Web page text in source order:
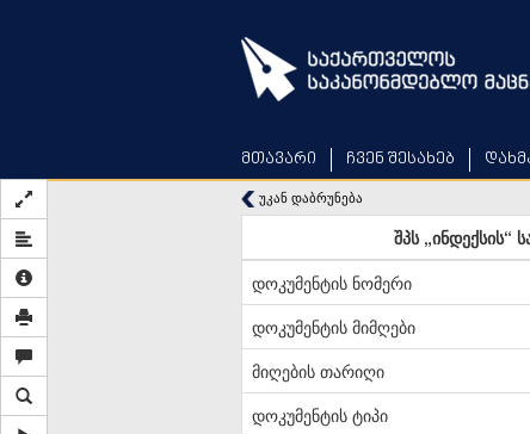
მთავარი ჩვენ შესახებ
უკან დაბრუნება
შპს „ინდექსის“
დოკუმენტის ნომერი
დოკუმენტის მიმღები
მიღების თარიღი
დოკუმენტის ტიპი